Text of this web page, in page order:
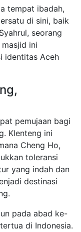
tempat ibadah,
di sini, baik
seorang
ini
identitas Aceh
pemujaan bagi
Klenteng ini
Cheng Ho,
toleransi
yang indah dan
destinasi
pada abad ke-
di Indonesia.